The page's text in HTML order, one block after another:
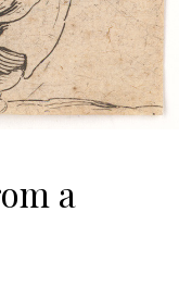
a